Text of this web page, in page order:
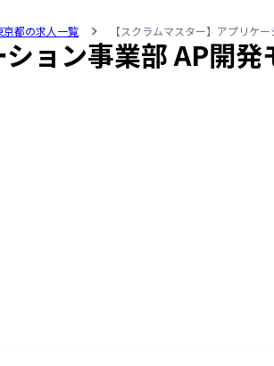
京都の求人一覧 【スクラムマスター】アプリケ
ョン事業部 AP開